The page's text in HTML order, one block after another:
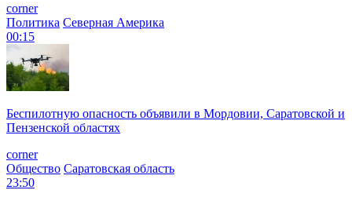
corner
Политика Северная Америка
00:15
Беспилотную опасность объявили в Мордовии, Саратовской и
Пензенской областях
corner
Общество Саратовская область
23:50